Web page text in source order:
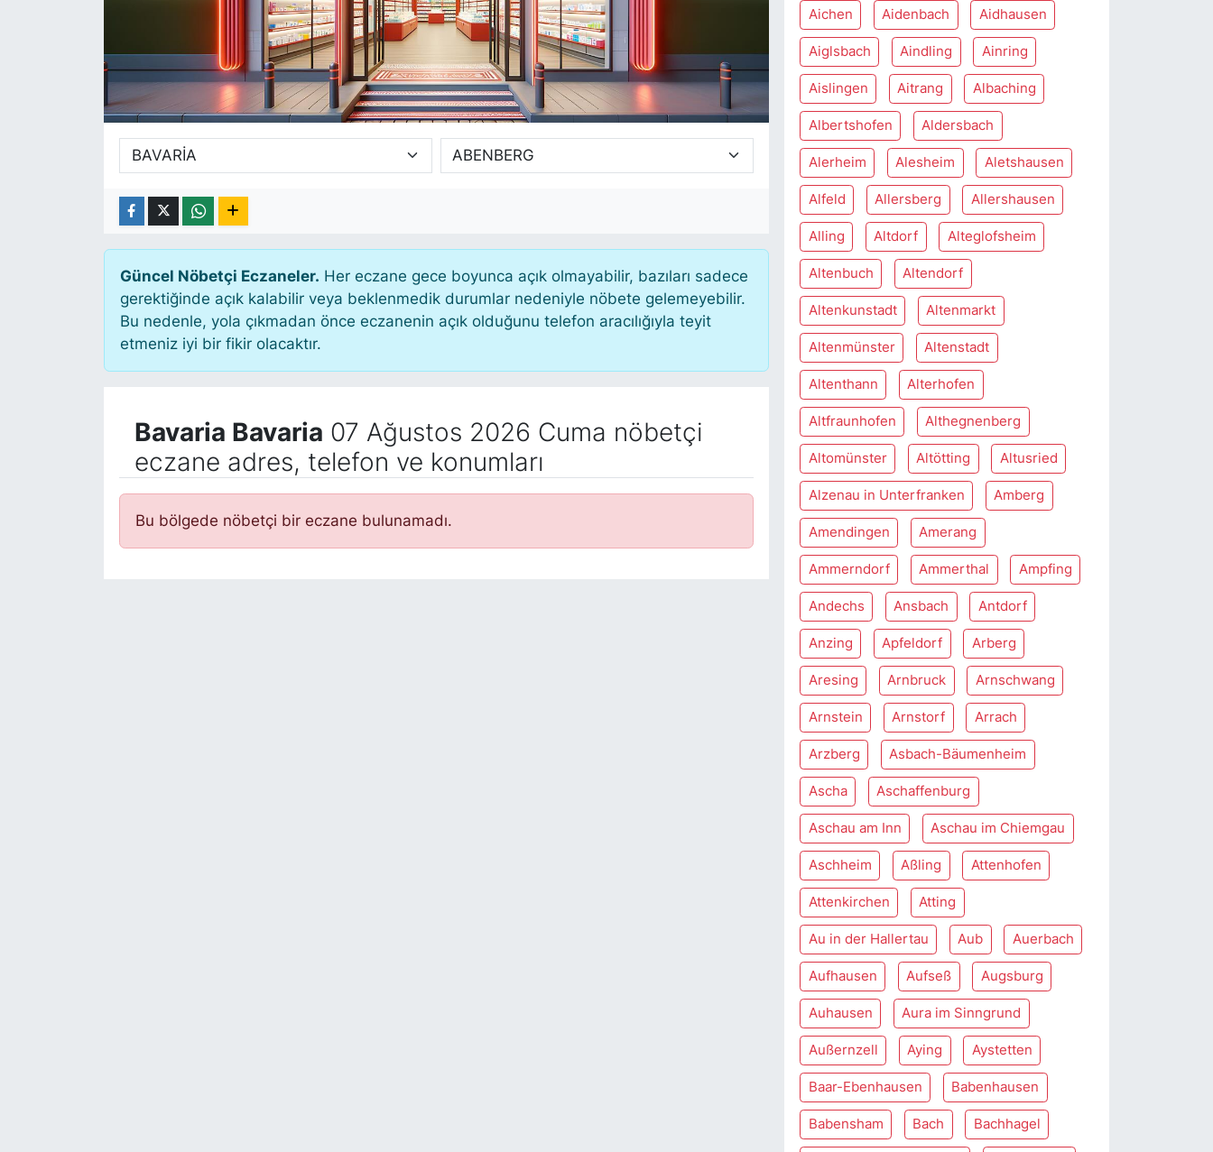
Güncel Nöbetçi Eczaneler. Her eczane gece boyunca açık olmayabilir, bazıları sadece
gerektiğinde açık kalabilir veya beklenmedik durumlar nedeniyle nöbete gelemeyebilir.
Bu nedenle, yola çıkmadan önce eczanenin açık olduğunu telefon aracılığıyla teyit
etmeniz iyi bir fikir olacaktır.
Bavaria Bavaria 07 Ağustos 2026 Cuma nöbetçi
eczane adres, telefon ve konumları
Bu bölgede nöbetçi bir eczane bulunamadı.
Aichen Aidenbach Aidhausen
Aiglsbach Aindling Ainring
Aislingen Aitrang Albaching
Albertshofen Aldersbach
Alerheim Alesheim Aletshausen
Alfeld Allersberg Allershausen
Alling Altdorf Alteglofsheim
Altenbuch Altendorf
Altenkunstadt Altenmarkt
Altenmünster Altenstadt
Altenthann Alterhofen
Altfraunhofen Althegnenberg
Altomünster Altötting Altusried
Alzenau in Unterfranken Amberg
Amendingen Amerang
Ammerndorf Ammerthal Ampfing
Andechs Ansbach Antdorf
Anzing Apfeldorf Arberg
Aresing Arnbruck Arnschwang
Arnstein Arnstorf Arrach
Arzberg Asbach-Bäumenheim
Ascha Aschaffenburg
Aschau am Inn Aschau im Chiemgau
Aschheim Aßling Attenhofen
Attenkirchen Atting
Au in der Hallertau Aub Auerbach
Aufhausen Aufseß Augsburg
Auhausen Aura im Sinngrund
Außernzell Aying Aystetten
Baar-Ebenhausen Babenhausen
Babensham Bach Bachhagel
SAĞLIK